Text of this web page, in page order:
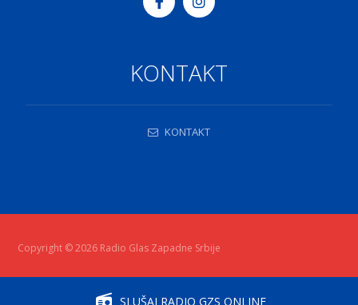
KONTAKT
KONTAKT
Copyright © 2026 Radio Glas Zapadne Srbije
SLUŠAJ RADIO GZS ONLINE